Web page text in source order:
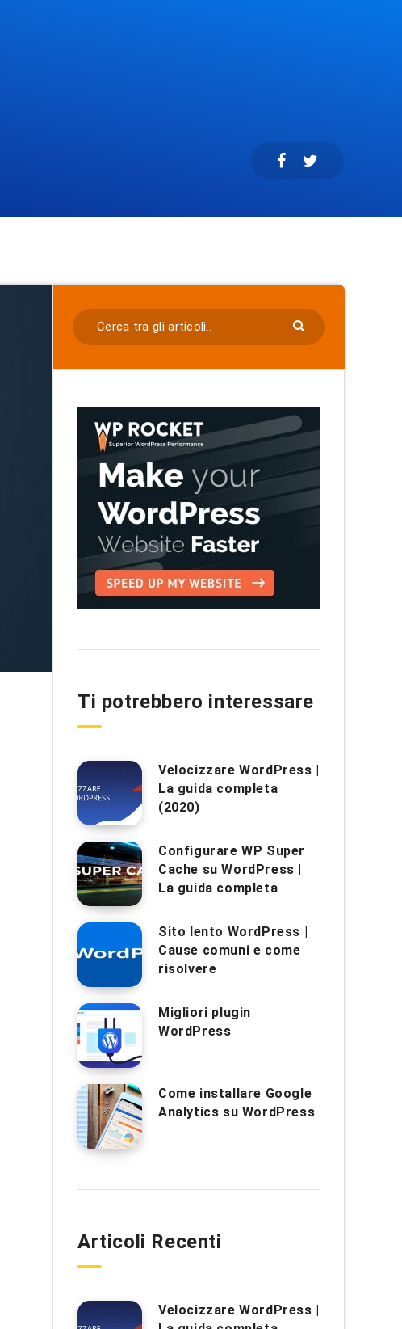
Ti potrebbero interessare
Velocizzare WordPress |
La guida completa
(2020)
Configurare WP Super
Cache su WordPress |
La guida completa
Sito lento WordPress |
Cause comuni e come
risolvere
Migliori plugin
WordPress
Come installare Google
Analytics su WordPress
Articoli Recenti
Velocizzare WordPress |